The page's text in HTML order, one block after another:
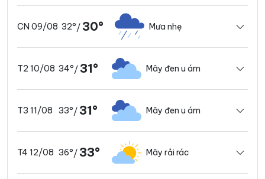
CN 09/08 32°/ 30° Mưa nhẹ
T2 10/08 34°/ 31° Mây đen u ám
T3 11/08 33°/ 31° Mây đen u ám
T4 12/08 36°/ 33° Mây rải rác